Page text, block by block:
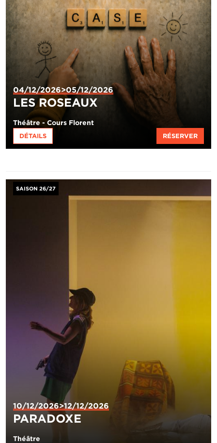
04/12/2026>05/12/2026
LES ROSEAUX
Théâtre - Cours Florent
DÉTAILS RÉSERVER
Image
SAISON 26/27
10/12/2026>12/12/2026
PARADOXE
Théâtre